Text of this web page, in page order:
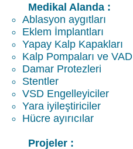
Medikal Alanda :
Ablasyon aygıtları
Eklem İmplantları
Yapay Kalp Kapakları
Kalp Pompaları veVAD
Damar Protezleri
Stentler
VSD Engelleyiciler
Yara iyileştiriciler
Hücre ayırıcılar
Projeler :